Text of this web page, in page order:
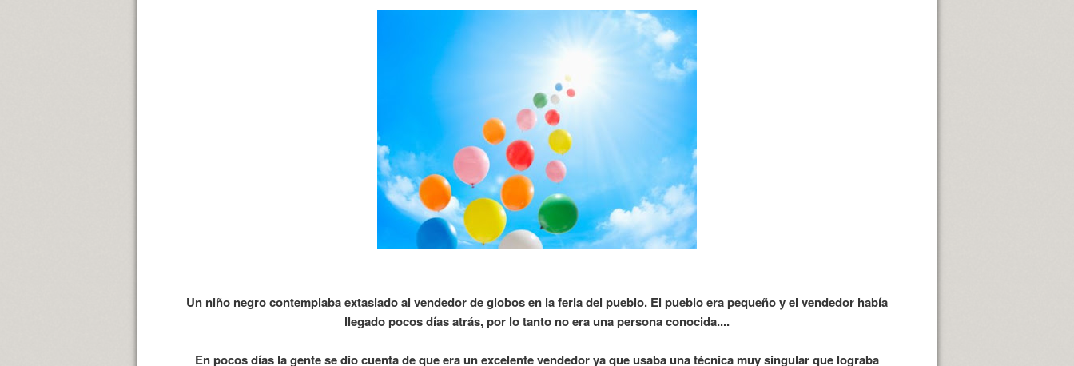
Un niño negro contemplaba extasiado al vendedor de globos en la feria del pueblo. El pueblo era pequeño y el vendedor había
llegado pocos días atrás, por lo tanto no era una persona conocida....
En pocos días la gente se dio cuenta de que era un excelente vendedor ya que usaba una técnica muy singular que lograba